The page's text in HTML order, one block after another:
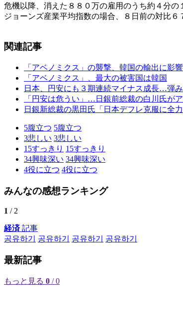
危機以降、消えた８８０万の雇用のうち約４分
ジョーンズ産業平均指数の場合、８日前の対比
関連記事
「アベノミクス」の襲撃、韓国の輸出に影
「アベノミクス」、最大の被害国は韓国
日本、円安にも３期連続マイナス成長…弾
「円安は危うい」…日銀前総裁の白川氏が
日銀新総裁の黒田氏「日本デフレ克服に全力
5腹立つ 5腹立つ
3悲しい 3悲しい
15すっきり 15すっきり
34興味深い 34興味深い
4役に立つ 4役に立つ
みんなの感想ランキング
1 / 2
経済記事
공유하기
공유하기 공유하기 공유하기
最新記事
もっと見る 0 / 0